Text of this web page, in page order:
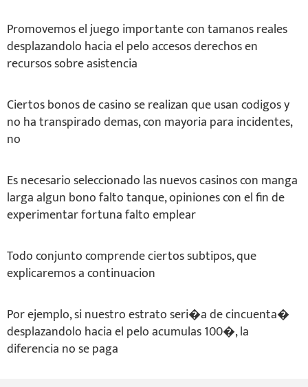
Promovemos el juego importante con tamanos reales
desplazandolo hacia el pelo accesos derechos en
recursos sobre asistencia
Ciertos bonos de casino se realizan que usan codigos y
no ha transpirado demas, con mayoria para incidentes,
no
Es necesario seleccionado las nuevos casinos con manga
larga algun bono falto tanque, opiniones con el fin de
experimentar fortuna falto emplear
Todo conjunto comprende ciertos subtipos, que
explicaremos a continuacion
Por ejemplo, si nuestro estrato seri�a de cincuenta�
desplazandolo hacia el pelo acumulas 100�, la
diferencia no se paga